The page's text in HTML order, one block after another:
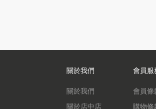
關於我們
關於我們
關於店中店
會員服
會員條
購物條